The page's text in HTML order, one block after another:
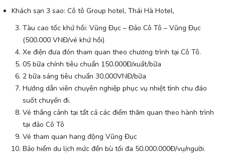
Khách sạn 3 sao: Cô tô Group hotel, Thái Hà Hotel,
Tàu cao tốc khứ hồi: Vũng Đục – Đảo Cô Tô – Vũng Đục
(500.000 VNĐ/vé khứ hồi)
Xe điện đưa đón tham quan theo chương trình tại Cô Tô.
05 bữa chính tiêu chuẩn 150.000Đ/xuất/bữa
2 bữa sáng tiêu chuẩn 30,000VNĐ/bữa
Hướng dẫn viên chuyên nghiệp phục vụ nhiệt tình chu đáo
suốt chuyến đi.
Vé thắng cảnh tại tất cả các điểm thăm quan theo hành trình
tại đảo Cô Tô
Vé tham quan hang động Vũng Đục
Bảo hiểm du lịch mức đền bù tối đa 50.000.000Đ/vụ/người.